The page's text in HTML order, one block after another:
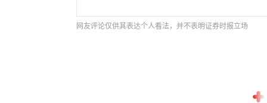
网友评论仅供其表达个人看法，并不表明证券时报立场